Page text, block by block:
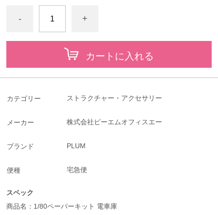
- +
カートに入れる
カテゴリー ストラクチャー・アクセサリー
メーカー 株式会社ピーエムオフィスエー
ブランド PLUM
便種 宅急便
スペック
商品名：1/80ペーパーキット 電車庫